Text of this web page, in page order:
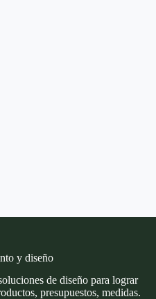
y diseño
de diseño para lograr
presupuestos, medidas.